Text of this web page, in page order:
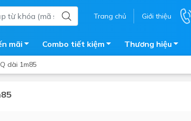
Trang chủ Giới thiệu
mãi Combo tiết kiệm Thương hiệu
dài 1m85